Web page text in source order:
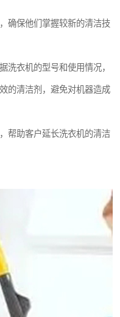
确保他们掌握较新的清洁技
洗衣机的型号和使用情况，
的清洁剂，避免对机器造成
帮助客户延长洗衣机的清洁